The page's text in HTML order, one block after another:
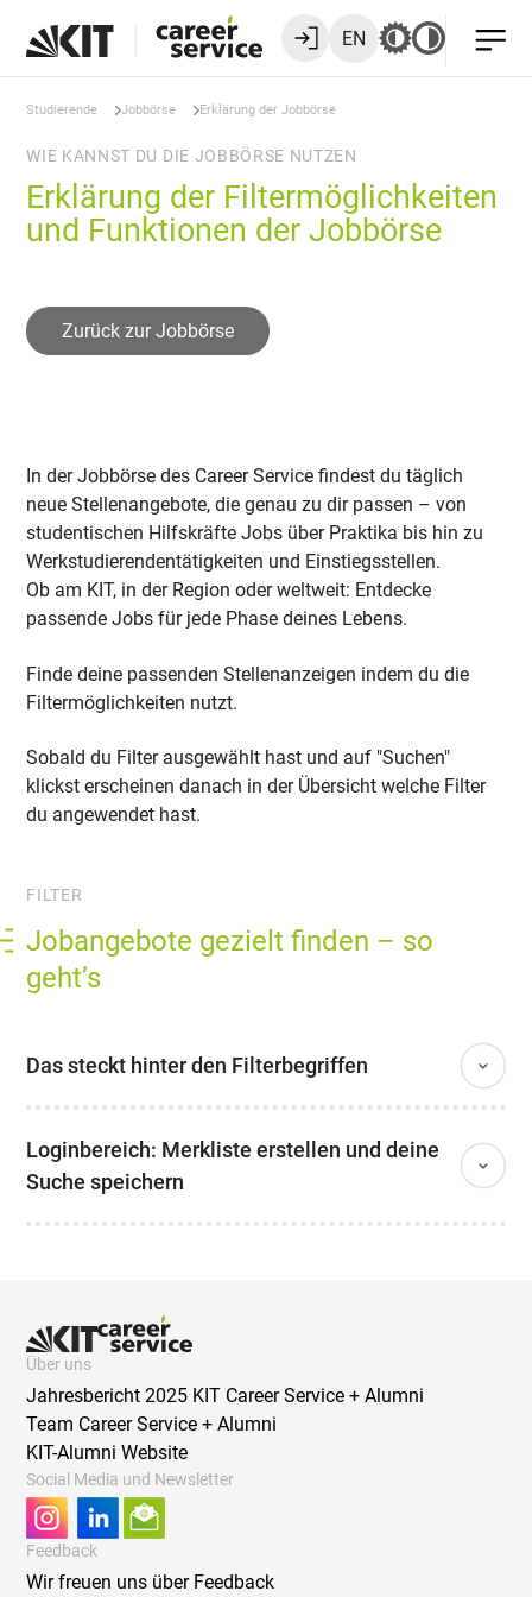
EN
Studierende Jobbörse Erklärung der Jobbörse
WIE KANNST DU DIE JOBBÖRSE NUTZEN
Erklärung der Filtermöglichkeiten
und Funktionen der Jobbörse
Zurück zur Jobbörse
In der Jobbörse des Career Service findest du täglich
neue Stellenangebote, die genau zu dir passen – von
studentischen Hilfskräfte Jobs über Praktika bis hin zu
Werkstudierendentätigkeiten und Einstiegsstellen.
Ob am KIT, in der Region oder weltweit: Entdecke
passende Jobs für jede Phase deines Lebens.
Finde deine passenden Stellenanzeigen indem du die
Filtermöglichkeiten nutzt.
Sobald du Filter ausgewählt hast und auf "Suchen"
klickst erscheinen danach in der Übersicht welche Filter
du angewendet hast.
FILTER
Jobangebote gezielt finden – so
geht’s
Das steckt hinter den Filterbegriffen
Loginbereich: Merkliste erstellen und deine
Suche speichern
Über uns
Jahresbericht 2025 KIT Career Service + Alumni
Team Career Service + Alumni
KIT-Alumni Website
Social Media und Newsletter
Feedback
Wir freuen uns über Feedback